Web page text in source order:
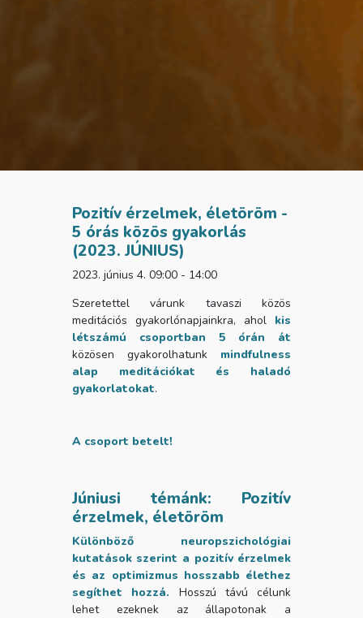
Pozitív érzelmek, életöröm -
5 órás közös gyakorlás
(2023. JÚNIUS)
2023. június 4. 09:00 - 14:00
Szeretettel várunk tavaszi közös
meditációs gyakorlónapjainkra, ahol kis
létszámú csoportban 5 órán át
közösen gyakorolhatunk mindfulness
alap meditációkat és haladó
gyakorlatokat.
A csoport betelt!
Júniusi témánk: Pozitív
érzelmek, életöröm
Különböző neuropszichológiai
kutatások szerint a pozitív érzelmek
és az optimizmus hosszabb élethez
segíthet hozzá. Hosszú távú célunk
lehet ezeknek az állapotonak a